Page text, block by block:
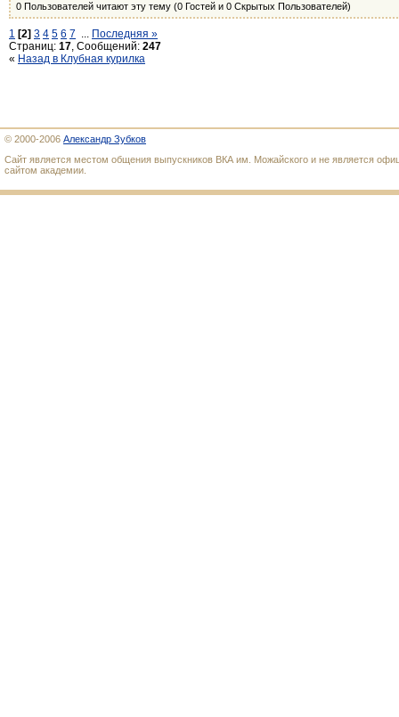
0 Пользователей читают эту тему (0 Гостей и 0 Скрытых Пользователей)
1 [2] 3 4 5 6 7 ... Последняя »
Страниц: 17, Сообщений: 247
« Назад в Клубная курилка
© 2000-2006 Александр Зубков
Сайт является местом общения выпускников ВКА им. Можайского и не является
сайтом академии.